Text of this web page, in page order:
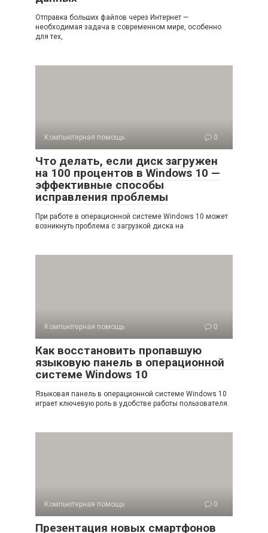
Отправка больших файлов через Интернет —
необходимая задача в современном мире, особенно
для тех,
Компьютерная помощь 0
Что делать, если диск загружен
на 100 процентов в Windows 10 —
эффективные способы
исправления проблемы
При работе в операционной системе Windows 10 может
возникнуть проблема с загрузкой диска на
Компьютерная помощь 0
Как восстановить пропавшую
языковую панель в операционной
системе Windows 10
Языковая панель в операционной системе Windows 10
играет ключевую роль в удобстве работы пользователя.
Компьютерная помощь 0
Презентация новых смартфонов